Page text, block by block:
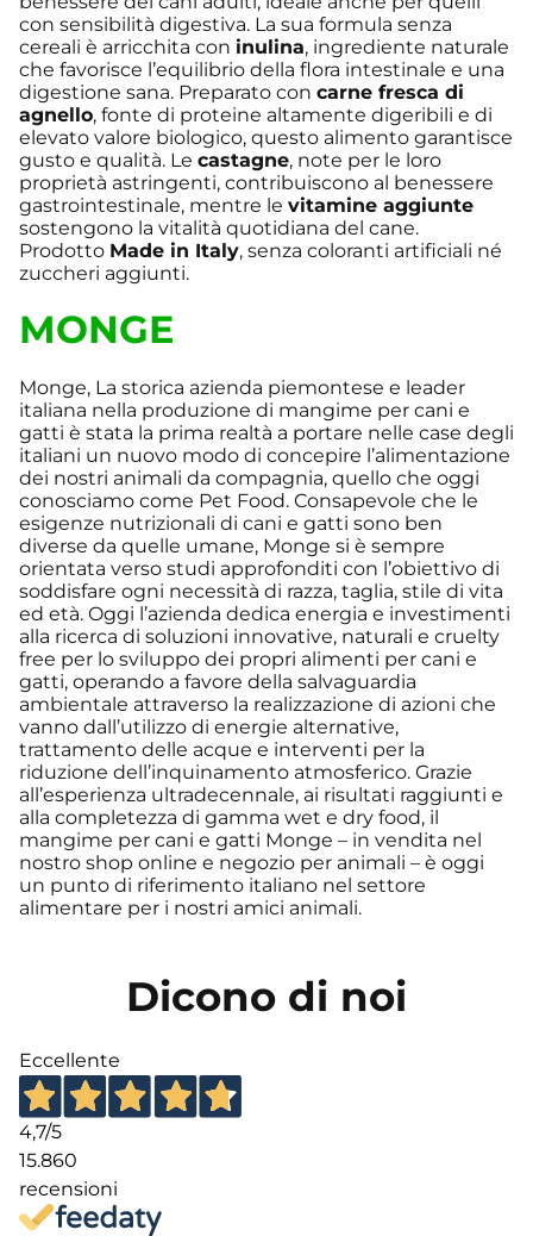
con sensibilità digestiva. La sua formula senza
cereali è arricchita con inulina, ingrediente naturale
che favorisce l’equilibrio della flora intestinale e una
digestione sana. Preparato con carne fresca di
agnello, fonte di proteine altamente digeribili e di
elevato valore biologico, questo alimento garantisce
gusto e qualità. Le castagne, note per le loro
proprietà astringenti, contribuiscono al benessere
gastrointestinale, mentre le vitamine aggiunte
sostengono la vitalità quotidiana del cane.
Prodotto Made in Italy, senza coloranti artificiali né
zuccheri aggiunti.
MONGE
Monge, La storica azienda piemontese e leader
italiana nella produzione di mangime per cani e
gatti è stata la prima realtà a portare nelle case degli
italiani un nuovo modo di concepire l’alimentazione
dei nostri animali da compagnia, quello che oggi
conosciamo come Pet Food. Consapevole che le
esigenze nutrizionali di cani e gatti sono ben
diverse da quelle umane, Monge si è sempre
orientata verso studi approfonditi con l’obiettivo di
soddisfare ogni necessità di razza, taglia, stile di vita
ed età. Oggi l’azienda dedica energia e investimenti
alla ricerca di soluzioni innovative, naturali e cruelty
free per lo sviluppo dei propri alimenti per cani e
gatti, operando a favore della salvaguardia
ambientale attraverso la realizzazione di azioni che
vanno dall’utilizzo di energie alternative,
trattamento delle acque e interventi per la
riduzione dell’inquinamento atmosferico. Grazie
all’esperienza ultradecennale, ai risultati raggiunti e
alla completezza di gamma wet e dry food, il
mangime per cani e gatti Monge – in vendita nel
nostro shop online e negozio per animali – è oggi
un punto di riferimento italiano nel settore
alimentare per i nostri amici animali.
Dicono di noi
Eccellente
4,7/5
15.860
recensioni